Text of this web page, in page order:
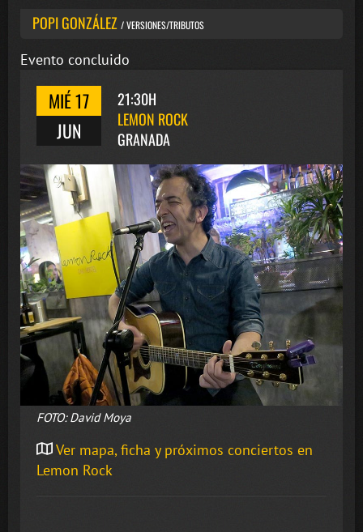
POPI GONZÁLEZ / VERSIONES/TRIBUTOS
Evento concluido
MIÉ 17
JUN
21:30H
LEMON ROCK
GRANADA
FOTO: David Moya
Ver mapa, ficha y próximos conciertos en
Lemon Rock